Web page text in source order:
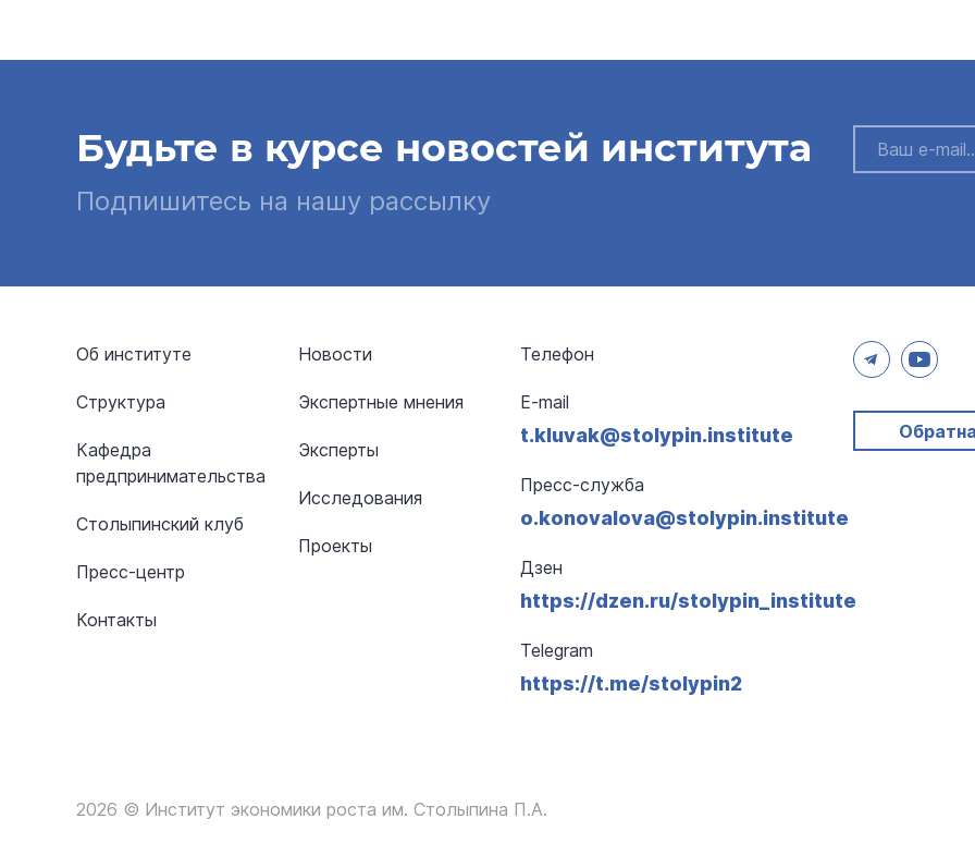
Будьте в курсе новостей института
Подпишитесь на нашу рассылку
Об институте
Структура
Кафедра
предпринимательства
Столыпинский клуб
Пресс-центр
Контакты
Новости
Экспертные мнения
Эксперты
Исследования
Проекты
Телефон
E-mail
t.kluvak@stolypin.institute
Пресс-служба
o.konovalova@stolypin.institute
Дзен
https://dzen.ru/stolypin_institute
Telegram
https://t.me/stolypin2
2026 © Институт экономики роста им. Столыпина П.А.